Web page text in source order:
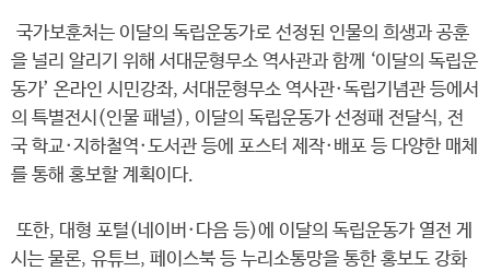
국가보훈처는 이달의 독립운동가로 선정된 인물의 희생과 공훈
을 널리 알리기 위해 서대문형무소 역사관과 함께 ‘이달의 독립운
동가’ 온라인 시민강좌, 서대문형무소 역사관·독립기념관 등에서
의 특별전시(인물 패널), 이달의 독립운동가 선정패 전달식, 전
국 학교·지하철역·도서관 등에 포스터 제작·배포 등 다양한 매체
를 통해 홍보할 계획이다.
또한, 대형 포털(네이버·다음 등)에 이달의 독립운동가 열전 게
시는 물론, 유튜브, 페이스북 등 누리소통망을 통한 홍보도 강화